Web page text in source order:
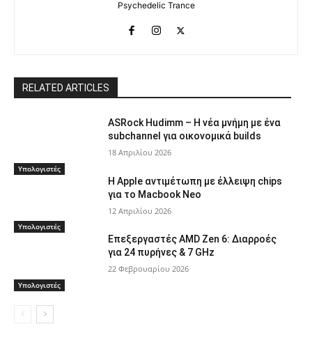
Psychedelic Trance
RELATED ARTICLES
Υπολογιστές
ASRock Hudimm – Η νέα μνήμη με ένα
subchannel για οικονομικά builds
18 Απριλίου 2026
Υπολογιστές
Η Apple αντιμέτωπη με έλλειψη chips
για το Macbook Neo
12 Απριλίου 2026
Υπολογιστές
Επεξεργαστές AMD Zen 6: Διαρροές
για 24 πυρήνες & 7 GHz
22 Φεβρουαρίου 2026